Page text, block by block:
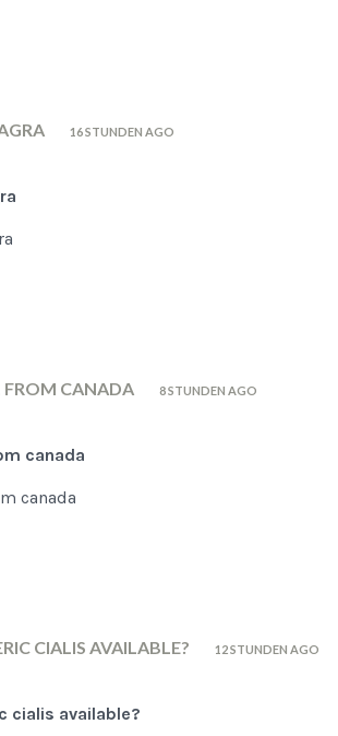
16 STUNDEN AGO
FROM CANADA
8 STUNDEN AGO
canada
canada
CIALIS AVAILABLE?
12 STUNDEN AGO
cialis available?